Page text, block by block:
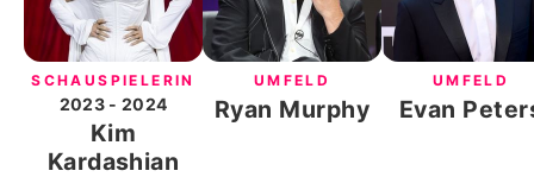
SCHAUSPIELERIN
2023- 2024
Kim
Kardashian
UMFELD
Ryan Murphy
UMFELD
Evan